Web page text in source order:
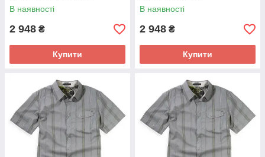
В наявності
2 948 ₴
Купити
В наявності
2 948 ₴
Купити